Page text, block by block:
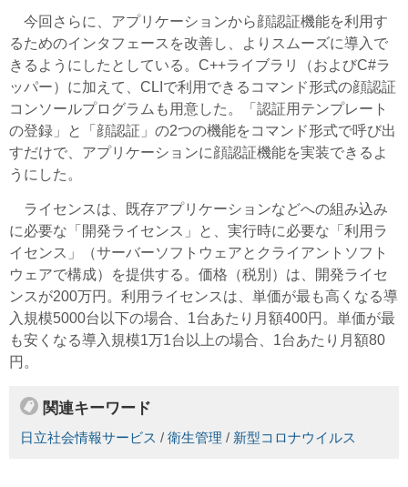
今回さらに、アプリケーションから顔認証機能を利用す
るためのインタフェースを改善し、よりスムーズに導入で
きるようにしたとしている。C++ライブラリ（およびC#ラ
ッパー）に加えて、CLIで利用できるコマンド形式の顔認証
コンソールプログラムも用意した。「認証用テンプレート
の登録」と「顔認証」の2つの機能をコマンド形式で呼び出
すだけで、アプリケーションに顔認証機能を実装できるよ
うにした。
ライセンスは、既存アプリケーションなどへの組み込み
に必要な「開発ライセンス」と、実行時に必要な「利用ラ
イセンス」（サーバーソフトウェアとクライアントソフト
ウェアで構成）を提供する。価格（税別）は、開発ライセ
ンスが200万円。利用ライセンスは、単価が最も高くなる導
入規模5000台以下の場合、1台あたり月額400円。単価が最
も安くなる導入規模1万1台以上の場合、1台あたり月額80
円。
関連キーワード
日立社会情報サービス / 衛生管理 / 新型コロナウイルス